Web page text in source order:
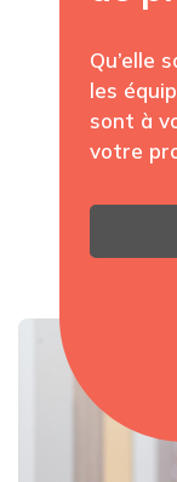
Qu’elle
les
sont à
votre